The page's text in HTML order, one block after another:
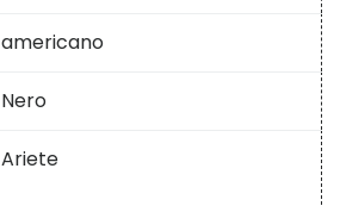
americano
Nero
Ariete